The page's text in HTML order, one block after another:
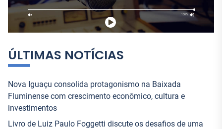
r
ÚLTIMAS NOTÍCIAS
Nova Iguaçu consolida protagonismo na Baixada
Fluminense com crescimento econômico, cultura e
investimentos
Livro de Luiz Paulo Foggetti discute os desafios de uma